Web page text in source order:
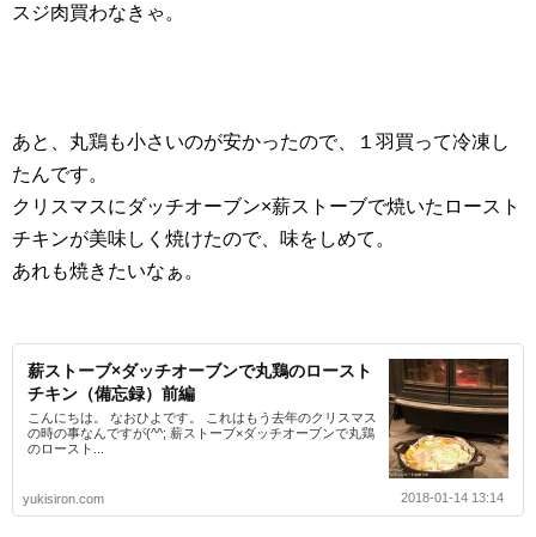
スジ肉買わなきゃ。
あと、丸鶏も小さいのが安かったので、１羽買って冷凍し
たんです。
クリスマスにダッチオーブン×薪ストーブで焼いたロースト
チキンが美味しく焼けたので、味をしめて。
あれも焼きたいなぁ。
薪ストーブ×ダッチオーブンで丸鶏のロースト
チキン（備忘録）前編
こんにちは。 なおひよです。 これはもう去年のクリスマス
の時の事なんですが(^^; 薪ストーブ×ダッチオーブンで丸鶏
のロースト...
yukisiron.com 2018-01-14 13:14